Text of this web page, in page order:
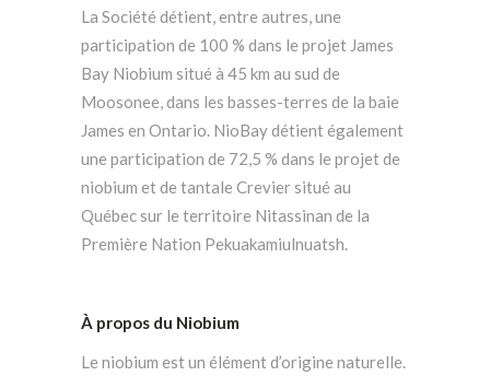
La Société détient, entre autres, une
participation de 100 % dans le projet James
Bay Niobium situé à 45 km au sud de
Moosonee, dans les basses-terres de la baie
James en Ontario. NioBay détient également
une participation de 72,5 % dans le projet de
niobium et de tantale Crevier situé au
Québec sur le territoire Nitassinan de la
Première Nation Pekuakamiulnuatsh.
À propos du Niobium
Le niobium est un élément d’origine naturelle.